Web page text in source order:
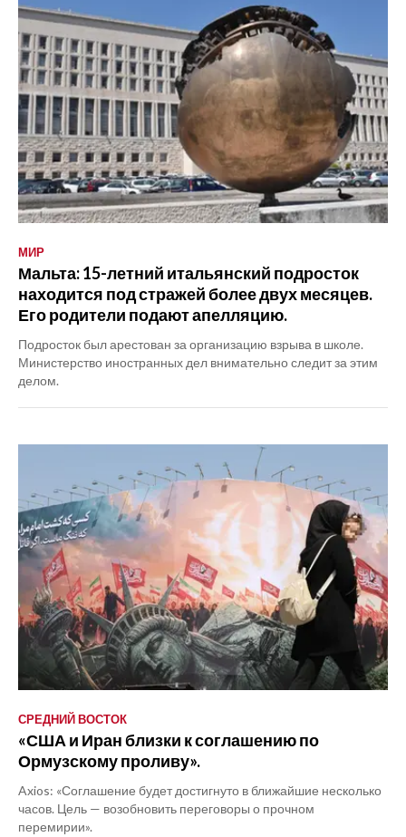
МИР
Мальта: 15-летний итальянский подросток
находится под стражей более двух месяцев.
Его родители подают апелляцию.
Подросток был арестован за организацию взрыва в школе.
Министерство иностранных дел внимательно следит за этим
делом.
СРЕДНИЙ ВОСТОК
«США и Иран близки к соглашению по
Ормузскому проливу».
Axios: «Соглашение будет достигнуто в ближайшие несколько
часов. Цель — возобновить переговоры о прочном
перемирии».